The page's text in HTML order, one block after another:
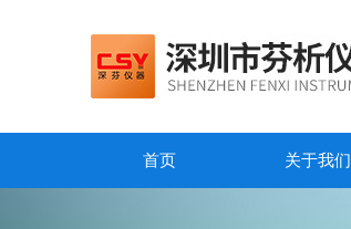
首页 关于我们